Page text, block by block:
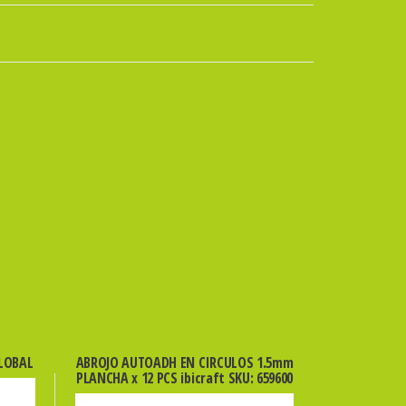
ABROJO AUTOADH EN CIRCULOS 1.5mm
PLANCHA x 12 PCS ibicraft SKU: 659600